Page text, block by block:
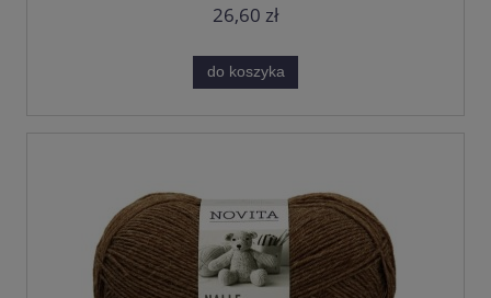
26,60 zł
do koszyka